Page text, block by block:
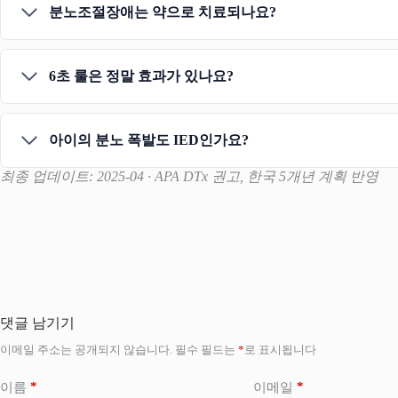
분노조절장애는 약으로 치료되나요?
6초 룰은 정말 효과가 있나요?
아이의 분노 폭발도 IED인가요?
최종 업데이트: 2025-04 · APA DTx 권고, 한국 5개년 계획 반영
댓글 남기기
이메일 주소는 공개되지 않습니다. 필수 필드는 *로 표시됩니다
이름 * 이메일 *